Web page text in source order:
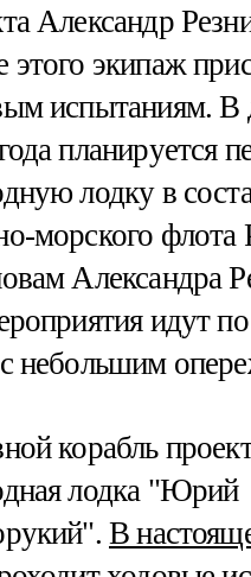
Александр
этого экипаж
испытаниям. В
планируется
лодку в
морского флота
Александра
идут
небольшим
корабль
лодка "Юрий
В